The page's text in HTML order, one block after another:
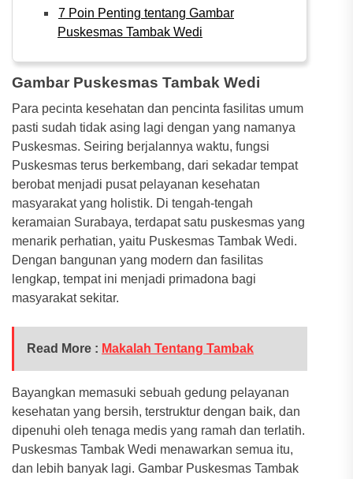
7 Poin Penting tentang Gambar
Puskesmas Tambak Wedi
Gambar Puskesmas Tambak Wedi
Para pecinta kesehatan dan pencinta fasilitas umum
pasti sudah tidak asing lagi dengan yang namanya
Puskesmas. Seiring berjalannya waktu, fungsi
Puskesmas terus berkembang, dari sekadar tempat
berobat menjadi pusat pelayanan kesehatan
masyarakat yang holistik. Di tengah-tengah
keramaian Surabaya, terdapat satu puskesmas yang
menarik perhatian, yaitu Puskesmas Tambak Wedi.
Dengan bangunan yang modern dan fasilitas
lengkap, tempat ini menjadi primadona bagi
masyarakat sekitar.
Read More : Makalah Tentang Tambak
Bayangkan memasuki sebuah gedung pelayanan
kesehatan yang bersih, terstruktur dengan baik, dan
dipenuhi oleh tenaga medis yang ramah dan terlatih.
Puskesmas Tambak Wedi menawarkan semua itu,
dan lebih banyak lagi. Gambar Puskesmas Tambak